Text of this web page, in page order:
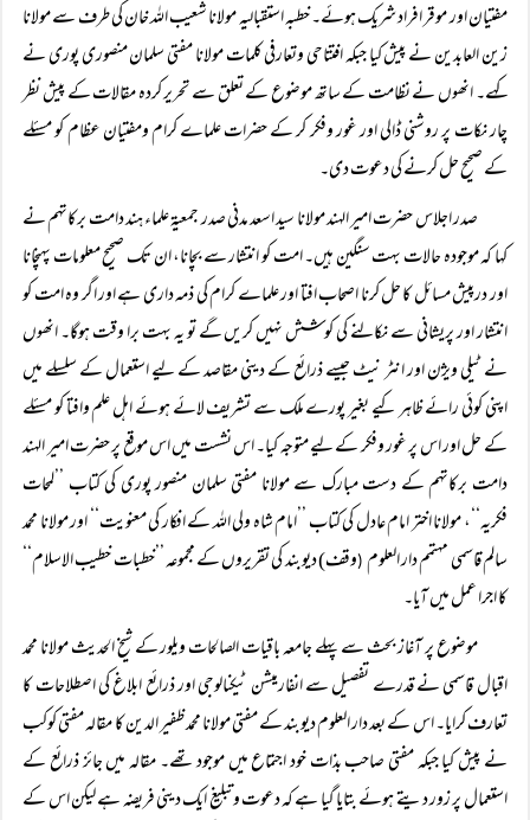
مفتیان اور موقر افراد شریک ہوئے۔ خطبہ استقبالیہ مولانا شعیب اللہ خان کی طرف سے مولانا
زین العابدین نے پیش کیا جبکہ افتتاحی وتعارفی کلمات مولانا مفتی سلمان منصوری پوری نے
کہے۔ انھوں نے نظامت کے ساتھ موضوع کے تعلق سے تحریر کردہ مقالات کے پیش نظر
چار نکات پر روشنی ڈالی اور غور وفکر کر کے حضرات علماے کرام ومفتیان عظام کو مسئلے
کے صحیح حل کرنے کی دعوت دی۔
صدر اجلاس حضرت امیر الہند مولانا سید اسعد مدنی صدر جمعیۃ علماء ہند دامت برکاتہم نے
کہا کہ موجودہ حالات بہت سنگین ہیں۔ امت کو انتشار سے بچانا، ان تک صحیح معلومات پہنچانا
اور درپیش مسائل کا حل کرنا اصحاب افتا اور علماے کرام کی ذمہ داری ہے اور اگر وہ امت کو
انتشار اور پریشانی سے نکالنے کی کوشش نہیں کریں گے تو یہ بہت برا وقت ہوگا۔ انھوں
نے ٹیلی ویژن اور انٹر نیٹ جیسے ذرائع کے دینی مقاصد کے لیے استعمال کے سلسلے میں
اپنی کوئی رائے ظاہر کیے بغیر پورے ملک سے تشریف لائے ہوئے اہل علم وافتا کو مسئلے
کے حل اور اس پر غور وفکر کے لیے متوجہ کیا۔ اس نشست میں اس موقع پر حضرت امیر الہند
دامت برکاتہم کے دست مبارک سے مولانا مفتی سلمان منصور پوری کی کتاب ’’لمحات
فکریہ‘‘، مولانا اختر امام عادل کی کتاب ’’امام شاہ ولی اللہ کے افکار کی معنویت‘‘ اور مولانا محمد
سالم قاسمی مہتمم دار العلوم (وقف) دیوبند کی تقریروں کے مجموعہ ’’خطبات خطیب الاسلام‘‘
کا اجرا عمل میں آیا۔
موضوع پر آغاز بحث سے پہلے جامعہ باقیات الصالحات ویلور کے شیخ الحدیث مولانا محمد
اقبال قاسمی نے قدرے تفصیل سے انفارمیشن ٹیکنالوجی اور ذرائع ابلاغ کی اصطلاحات کا
تعارف کرایا۔ اس کے بعد دار العلوم دیوبند کے مفتی مولانا محمد ظفیر الدین کا مقالہ مفتی کوکب
نے پیش کیا جبکہ مفتی صاحب بذات خود اجتماع میں موجود تھے۔ مقالہ میں جائز ذرائع کے
استعمال پر زور دیتے ہوئے بتایا گیا ہے کہ دعوت وتبلیغ ایک دینی فریضہ ہے لیکن اس کے